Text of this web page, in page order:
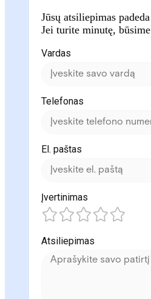
Jūsų atsiliepimas
Jei turite minutę,
Vardas
Telefonas
El. paštas
Įvertinimas
Atsiliepimas